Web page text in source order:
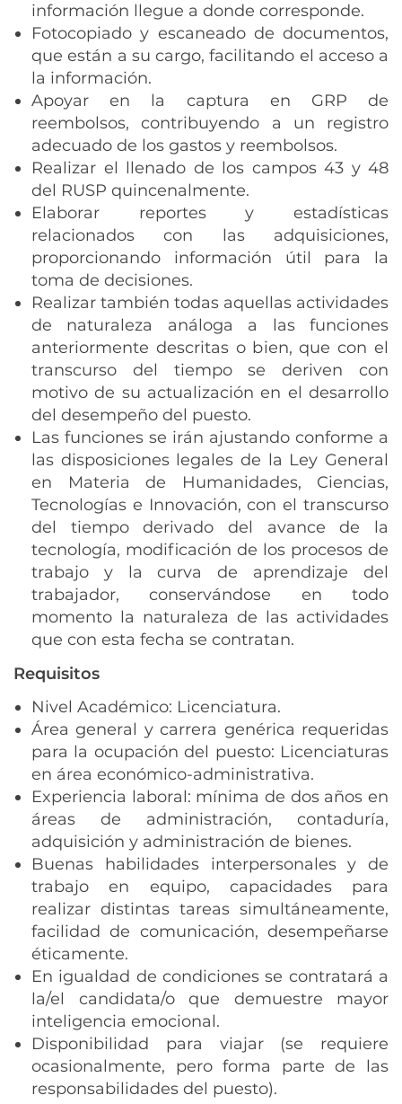
información llegue a donde corresponde.
Fotocopiado y escaneado de documentos,
que están a su cargo, facilitando el acceso a
la información.
Apoyar en la captura en GRP de
reembolsos, contribuyendo a un registro
adecuado de los gastos y reembolsos.
Realizar el llenado de los campos 43 y 48
del RUSP quincenalmente.
Elaborar reportes y estadísticas
relacionados con las adquisiciones,
proporcionando información útil para la
toma de decisiones.
Realizar también todas aquellas actividades
de naturaleza análoga a las funciones
anteriormente descritas o bien, que con el
transcurso del tiempo se deriven con
motivo de su actualización en el desarrollo
del desempeño del puesto.
Las funciones se irán ajustando conforme a
las disposiciones legales de la Ley General
en Materia de Humanidades, Ciencias,
Tecnologías e Innovación, con el transcurso
del tiempo derivado del avance de la
tecnología, modificación de los procesos de
trabajo y la curva de aprendizaje del
trabajador, conservándose en todo
momento la naturaleza de las actividades
que con esta fecha se contratan.
Requisitos
Nivel Académico: Licenciatura.
Área general y carrera genérica requeridas
para la ocupación del puesto: Licenciaturas
en área económico-administrativa.
Experiencia laboral: mínima de dos años en
áreas de administración, contaduría,
adquisición y administración de bienes.
Buenas habilidades interpersonales y de
trabajo en equipo, capacidades para
realizar distintas tareas simultáneamente,
facilidad de comunicación, desempeñarse
éticamente.
En igualdad de condiciones se contratará a
la/el candidata/o que demuestre mayor
inteligencia emocional.
Disponibilidad para viajar (se requiere
ocasionalmente, pero forma parte de las
responsabilidades del puesto).